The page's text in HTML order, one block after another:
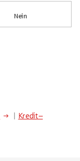
Nein
Kredit –